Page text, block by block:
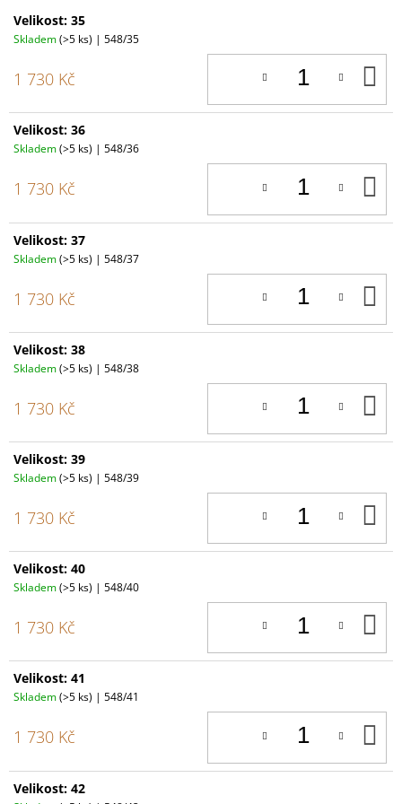
Velikost: 35
Skladem(>5 ks) | 548/35
1 730 Kč
Velikost: 36
Skladem(>5 ks) | 548/36
1 730 Kč
Velikost: 37
Skladem(>5 ks) | 548/37
1 730 Kč
Velikost: 38
Skladem(>5 ks) | 548/38
1 730 Kč
Velikost: 39
Skladem(>5 ks) | 548/39
1 730 Kč
Velikost: 40
Skladem(>5 ks) | 548/40
1 730 Kč
Velikost: 41
Skladem(>5 ks) | 548/41
1 730 Kč
Velikost: 42